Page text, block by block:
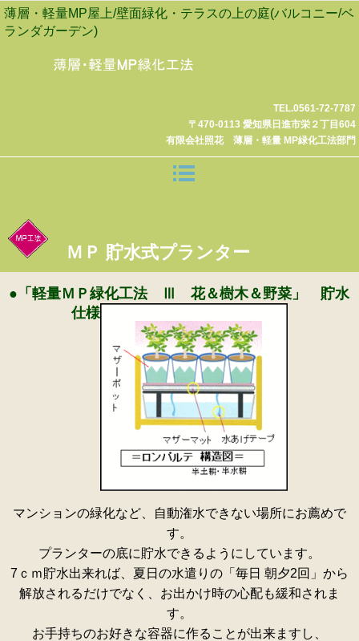
薄層・軽量MP屋上/壁面緑化・テラスの上の庭(バルコニー/ベ
ランダガーデン)
TEL.0561-72-7787
〒470-0113 愛知県日進市栄２丁目604
有限会社照花 薄層・軽量 MP緑化工法部門
ＭＰ 貯水式プランター
●「軽量ＭＰ緑化工法 Ⅲ 花＆樹木＆野菜」 貯水
仕様
マンションの緑化など、自動潅水できない場所にお薦めで
す。
プランターの底に貯水できるようにしています。
7ｃｍ貯水出来れば、夏日の水遣りの「毎日 朝夕2回」から
解放されるだけでなく、お出かけ時の心配も緩和されま
す。
お手持ちのお好きな容器に作ることが出来ますし、